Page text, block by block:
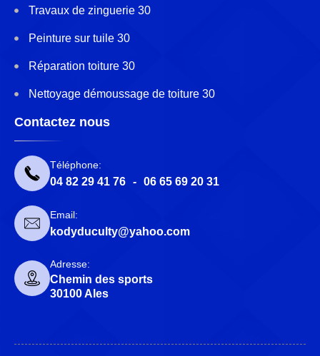
Travaux de zinguerie 30
Peinture sur tuile 30
Réparation toiture 30
Nettoyage démoussage de toiture 30
Contactez nous
Téléphone:
04 82 29 41 76 - 06 65 69 20 31
Email:
kodyduculty@yahoo.com
Adresse:
Chemin des sports
30100 Ales